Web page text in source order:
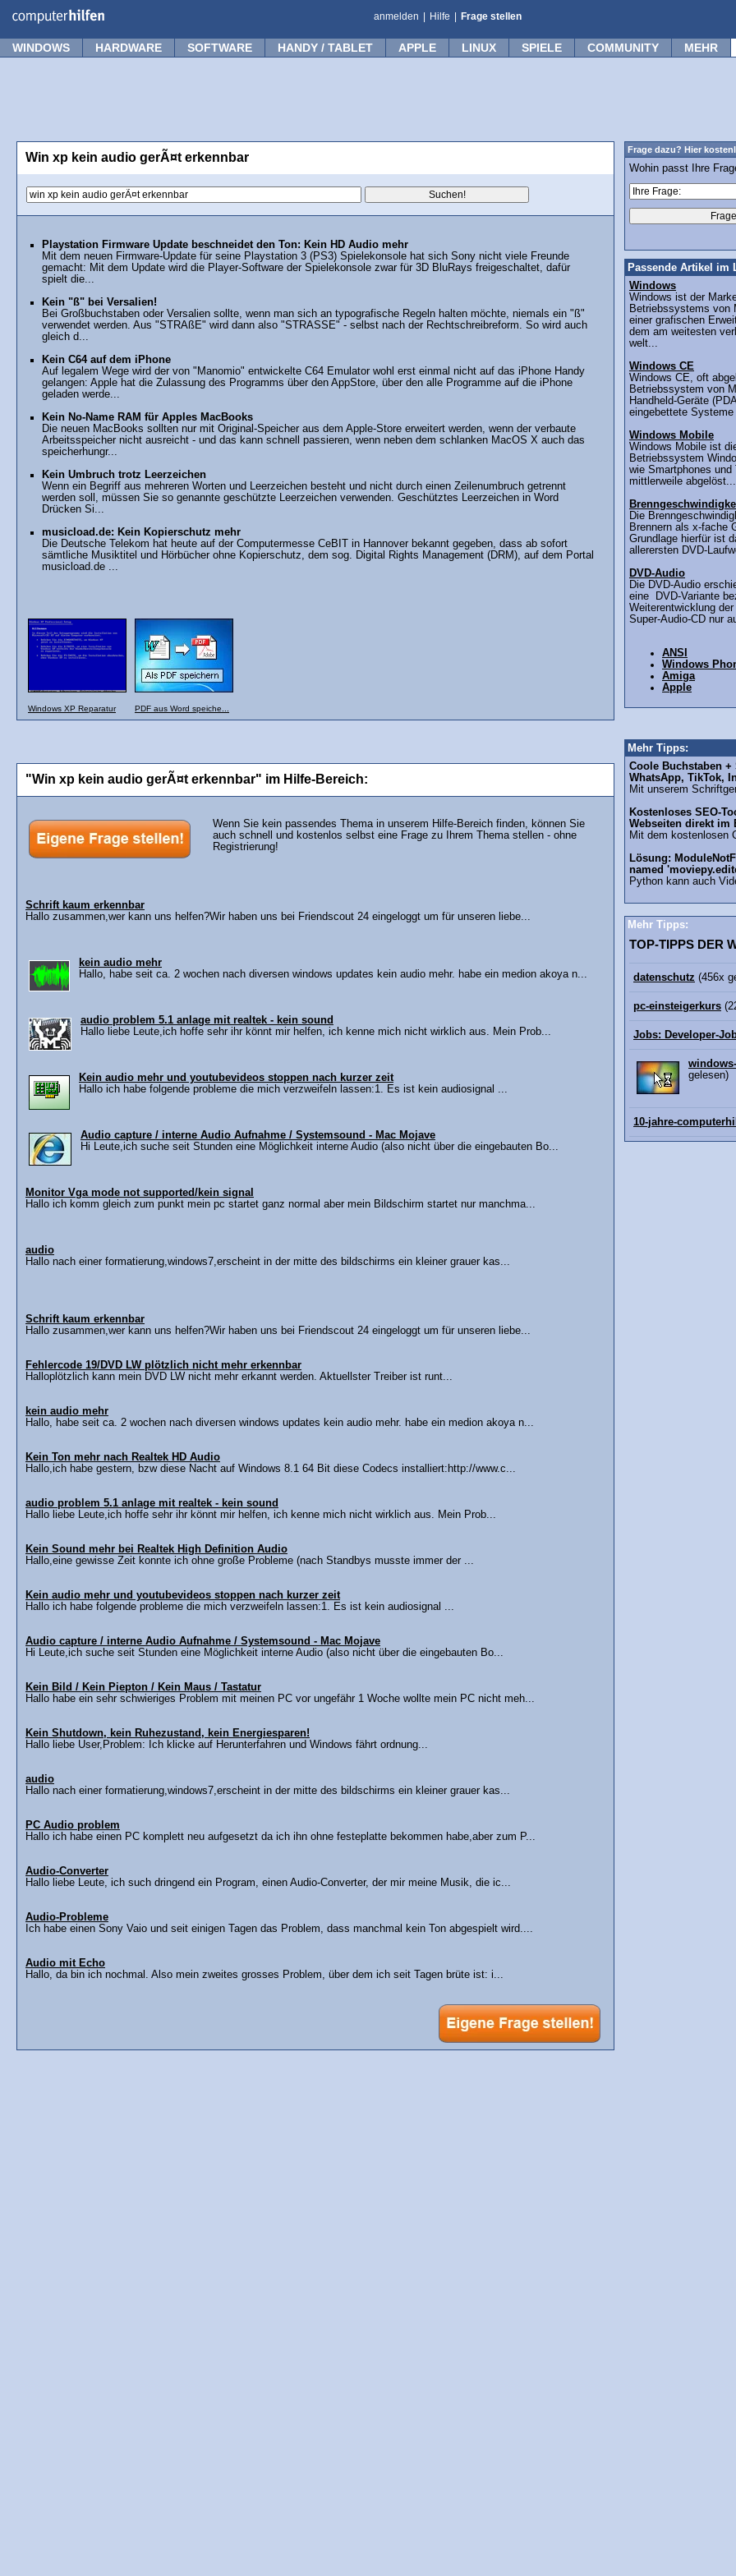
anmelden Hilfe Frage stellen
WINDOWS HARDWARE SOFTWARE HANDY / TABLET APPLE LINUX SPIELE COMMUNITY MEHR
Win xp kein audio gerÃ¤t erkennbar
Playstation Firmware Update beschneidet den Ton: Kein HD Audio mehr
Mit dem neuen Firmware-Update für seine Playstation 3 (PS3) Spielekonsole hat sich Sony nicht viele Freunde
gemacht: Mit dem Update wird die Player-Software der Spielekonsole zwar für 3D BluRays freigeschaltet, dafür
spielt die...
Kein "ß" bei Versalien!
Bei Großbuchstaben oder Versalien sollte, wenn man sich an typografische Regeln halten möchte, niemals ein "ß"
verwendet werden. Aus "STRAßE" wird dann also "STRASSE" - selbst nach der Rechtschreibreform. So wird auch
gleich d...
Kein C64 auf dem iPhone
Auf legalem Wege wird der von "Manomio" entwickelte C64 Emulator wohl erst einmal nicht auf das iPhone Handy
gelangen: Apple hat die Zulassung des Programms über den AppStore, über den alle Programme auf die iPhone
geladen werde...
Kein No-Name RAM für Apples MacBooks
Die neuen MacBooks sollten nur mit Original-Speicher aus dem Apple-Store erweitert werden, wenn der verbaute
Arbeitsspeicher nicht ausreicht - und das kann schnell passieren, wenn neben dem schlanken MacOS X auch das
speicherhungr...
Kein Umbruch trotz Leerzeichen
Wenn ein Begriff aus mehreren Worten und Leerzeichen besteht und nicht durch einen Zeilenumbruch getrennt
werden soll, müssen Sie so genannte geschützte Leerzeichen verwenden. Geschütztes Leerzeichen in Word
Drücken Si...
musicload.de: Kein Kopierschutz mehr
Die Deutsche Telekom hat heute auf der Computermesse CeBIT in Hannover bekannt gegeben, dass ab sofort
sämtliche Musiktitel und Hörbücher ohne Kopierschutz, dem sog. Digital Rights Management (DRM), auf dem Portal
musicload.de ...
Windows XP Reparatur PDF aus Word speiche...
"Win xp kein audio gerÃ¤t erkennbar" im Hilfe-Bereich:
Wenn Sie kein passendes Thema in unserem Hilfe-Bereich finden, können Sie
auch schnell und kostenlos selbst eine Frage zu Ihrem Thema stellen - ohne
Registrierung!
Schrift kaum erkennbar
Hallo zusammen,wer kann uns helfen?Wir haben uns bei Friendscout 24 eingeloggt um für unseren liebe...
kein audio mehr
Hallo, habe seit ca. 2 wochen nach diversen windows updates kein audio mehr. habe ein medion akoya n...
audio problem 5.1 anlage mit realtek - kein sound
Hallo liebe Leute,ich hoffe sehr ihr könnt mir helfen, ich kenne mich nicht wirklich aus. Mein Prob...
Kein audio mehr und youtubevideos stoppen nach kurzer zeit
Hallo ich habe folgende probleme die mich verzweifeln lassen:1. Es ist kein audiosignal ...
Audio capture / interne Audio Aufnahme / Systemsound - Mac Mojave
Hi Leute,ich suche seit Stunden eine Möglichkeit interne Audio (also nicht über die eingebauten Bo...
Monitor Vga mode not supported/kein signal
Hallo ich komm gleich zum punkt mein pc startet ganz normal aber mein Bildschirm startet nur manchma...
audio
Hallo nach einer formatierung,windows7,erscheint in der mitte des bildschirms ein kleiner grauer kas...
Schrift kaum erkennbar
Hallo zusammen,wer kann uns helfen?Wir haben uns bei Friendscout 24 eingeloggt um für unseren liebe...
Fehlercode 19/DVD LW plötzlich nicht mehr erkennbar
Halloplötzlich kann mein DVD LW nicht mehr erkannt werden. Aktuellster Treiber ist runt...
kein audio mehr
Hallo, habe seit ca. 2 wochen nach diversen windows updates kein audio mehr. habe ein medion akoya n...
Kein Ton mehr nach Realtek HD Audio
Hallo,ich habe gestern, bzw diese Nacht auf Windows 8.1 64 Bit diese Codecs installiert:http://www.c...
audio problem 5.1 anlage mit realtek - kein sound
Hallo liebe Leute,ich hoffe sehr ihr könnt mir helfen, ich kenne mich nicht wirklich aus. Mein Prob...
Kein Sound mehr bei Realtek High Definition Audio
Hallo,eine gewisse Zeit konnte ich ohne große Probleme (nach Standbys musste immer der ...
Kein audio mehr und youtubevideos stoppen nach kurzer zeit
Hallo ich habe folgende probleme die mich verzweifeln lassen:1. Es ist kein audiosignal ...
Audio capture / interne Audio Aufnahme / Systemsound - Mac Mojave
Hi Leute,ich suche seit Stunden eine Möglichkeit interne Audio (also nicht über die eingebauten Bo...
Kein Bild / Kein Piepton / Kein Maus / Tastatur
Hallo habe ein sehr schwieriges Problem mit meinen PC vor ungefähr 1 Woche wollte mein PC nicht meh...
Kein Shutdown, kein Ruhezustand, kein Energiesparen!
Hallo liebe User,Problem: Ich klicke auf Herunterfahren und Windows fährt ordnung...
audio
Hallo nach einer formatierung,windows7,erscheint in der mitte des bildschirms ein kleiner grauer kas...
PC Audio problem
Hallo ich habe einen PC komplett neu aufgesetzt da ich ihn ohne festeplatte bekommen habe,aber zum P...
Audio-Converter
Hallo liebe Leute, ich such dringend ein Program, einen Audio-Converter, der mir meine Musik, die ic...
Audio-Probleme
Ich habe einen Sony Vaio und seit einigen Tagen das Problem, dass manchmal kein Ton abgespielt wird....
Audio mit Echo
Hallo, da bin ich nochmal. Also mein zweites grosses Problem, über dem ich seit Tagen brüte ist: i...
Frage dazu? Hier
Wohin passt Ihre
Passende Artikel im
Windows
Windows ist der
Betriebssystems von
einer grafischen
dem am weitesten
welt...
Windows CE
Windows CE, oft
Betriebssystem von
Handheld-Geräte
eingebettete Systeme
Windows Mobile
Windows Mobile ist
Betriebssystem
wie Smartphones und
mittlerweile abgelöst...
Die
Brennern als x-fache
Grundlage hierfür ist
allerersten DVD-
DVD-Audio
Die DVD-Audio
eine DVD-Variante
Weiterentwicklung
Super-Audio-CD nur
ANSI
Windows
Amiga
Apple
Mehr Tipps:
Coole Buchstaben
WhatsApp, TikTok,
Mit unserem
Kostenloses SEO-
Webseiten direkt im
Mit dem kostenlosen
Lösung:
named
Python kann auch
Mehr Tipps:
TOP-TIPPS DER
datenschutz (456x
pc-einsteigerkurs
Jobs: Developer-
gelesen)
10-jahre-